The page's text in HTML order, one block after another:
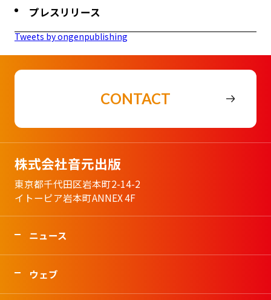
プレスリリース
Tweets by ongenpublishing
CONTACT
株式会社音元出版
東京都千代田区岩本町2-14-2
イトーピア岩本町ANNEX 4F
ニュース
ウェブ